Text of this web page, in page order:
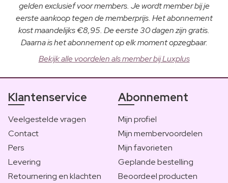
gelden exclusief voor members. Je wordt member bij je
eerste aankoop tegen de memberprijs. Het abonnement
kost maandelijks €8,95. De eerste 30 dagen zijn gratis.
Daarna is het abonnement op elk moment opzegbaar.
Bekijk alle voordelen als member bij Luxplus
Klantenservice
Veelgestelde vragen
Contact
Pers
Levering
Retournering en klachten
Abonnement
Mijn profiel
Mijn membervoordelen
Mijn favorieten
Geplande bestelling
Beoordeel producten